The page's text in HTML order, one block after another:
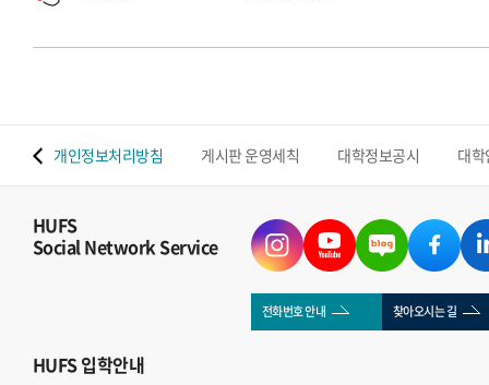
개인정보처리방침 게시판 운영세칙 대학정보공시 대
HUFS
Social Network Service
전화번호 안내 찾아오시는 길
HUFS입학안내